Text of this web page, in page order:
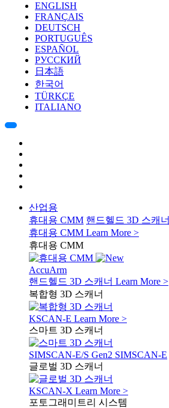
ENGLISH
FRANÇAIS
DEUTSCH
PORTUGUÊS
ESPAÑOL
РУССКИЙ
日本語
한국어
TÜRKÇE
ITALIANO
산업용
휴대용 CMM 핸드헬드 3D 스캐너
휴대용 CMM Learn More >
휴대용 CMM
AccuArm
핸드헬드 3D 스캐너 Learn More >
복합형 3D 스캐너
KSCAN-E Learn More >
스마트 3D 스캐너
SIMSCAN-E/S Gen2 SIMSCAN-E
글로벌 3D 스캐너
KSCAN-X Learn More >
포토그래미트리 시스템